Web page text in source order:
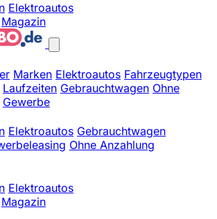
Elektroautos
Magazin
Marken Elektroautos Fahrzeugtypen
Laufzeiten Gebrauchtwagen Ohne
Gewerbe
Elektroautos Gebrauchtwagen
Ohne Anzahlung
Elektroautos
Magazin